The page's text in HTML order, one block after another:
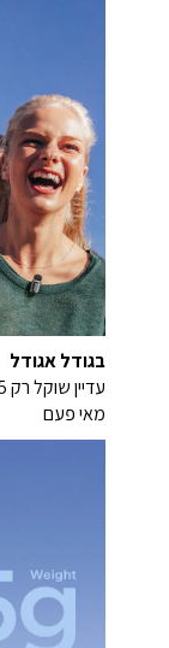
בגודל אגודל
מאי פעם